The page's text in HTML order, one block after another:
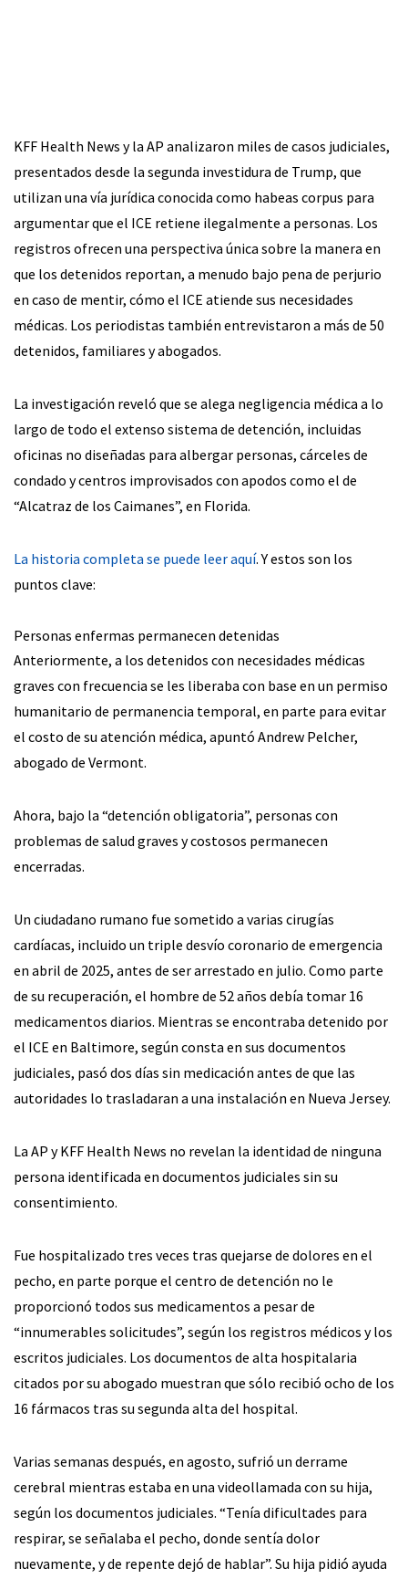
KFF Health News y la AP analizaron miles de casos judiciales,
presentados desde la segunda investidura de Trump, que
utilizan una vía jurídica conocida como habeas corpus para
argumentar que el ICE retiene ilegalmente a personas. Los
registros ofrecen una perspectiva única sobre la manera en
que los detenidos reportan, a menudo bajo pena de perjurio
en caso de mentir, cómo el ICE atiende sus necesidades
médicas. Los periodistas también entrevistaron a más de 50
detenidos, familiares y abogados.
La investigación reveló que se alega negligencia médica a lo
largo de todo el extenso sistema de detención, incluidas
oficinas no diseñadas para albergar personas, cárceles de
condado y centros improvisados con apodos como el de
“Alcatraz de los Caimanes”, en Florida.
La historia completa se puede leer aquí. Y estos son los
puntos clave:
Personas enfermas permanecen detenidas
Anteriormente, a los detenidos con necesidades médicas
graves con frecuencia se les liberaba con base en un permiso
humanitario de permanencia temporal, en parte para evitar
el costo de su atención médica, apuntó Andrew Pelcher,
abogado de Vermont.
Ahora, bajo la “detención obligatoria”, personas con
problemas de salud graves y costosos permanecen
encerradas.
Un ciudadano rumano fue sometido a varias cirugías
cardíacas, incluido un triple desvío coronario de emergencia
en abril de 2025, antes de ser arrestado en julio. Como parte
de su recuperación, el hombre de 52 años debía tomar 16
medicamentos diarios. Mientras se encontraba detenido por
el ICE en Baltimore, según consta en sus documentos
judiciales, pasó dos días sin medicación antes de que las
autoridades lo trasladaran a una instalación en Nueva Jersey.
La AP y KFF Health News no revelan la identidad de ninguna
persona identificada en documentos judiciales sin su
consentimiento.
Fue hospitalizado tres veces tras quejarse de dolores en el
pecho, en parte porque el centro de detención no le
proporcionó todos sus medicamentos a pesar de
“innumerables solicitudes”, según los registros médicos y los
escritos judiciales. Los documentos de alta hospitalaria
citados por su abogado muestran que sólo recibió ocho de los
16 fármacos tras su segunda alta del hospital.
Varias semanas después, en agosto, sufrió un derrame
cerebral mientras estaba en una videollamada con su hija,
según los documentos judiciales. “Tenía dificultades para
respirar, se señalaba el pecho, donde sentía dolor
nuevamente, y de repente dejó de hablar”. Su hija pidió ayuda